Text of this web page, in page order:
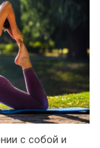
с собой и